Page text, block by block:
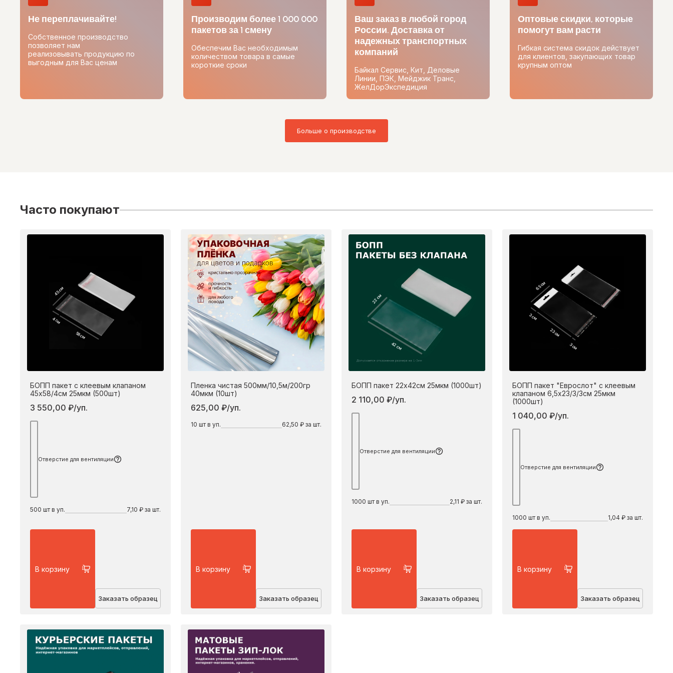
Не переплачивайте!
Собственное производство
позволяет нам
реализовывать продукцию по
выгодным для Вас ценам
Производим более 1 000 000
пакетов за 1 смену
Обеспечим Вас необходимым
количеством товара в самые
короткие сроки
Ваш заказ в любой город
России. Доставка от
надежных транспортных
компаний
Байкал Сервис, Кит, Деловые
Линии, ПЭК, Мейджик Транс,
ЖелДорЭкспедиция
Оптовые скидки, которые
помогут вам расти
Гибкая система скидок действует
для клиентов, закупающих товар
крупным оптом
Больше о производстве
Часто покупают
45 см
4 см
58 см
БОПП пакет с клеевым клапаном
45х58/4см 25мкм (500шт)
3 550,00 ₽/уп.
Отверстие для вентиляции
500 шт в уп. 7,10 ₽ за шт.
В корзину
Заказать образец
Пленка чистая 500мм/10,5м/200гр
40мкм (10шт)
625,00 ₽/уп.
10 шт в уп. 62,50 ₽ за шт.
В корзину
Заказать образец
22 см
42 см
БОПП пакет 22х42см 25мкм (1000шт)
2 110,00 ₽/уп.
Отверстие для вентиляции
1000 шт в уп. 2,11 ₽ за шт.
В корзину
Заказать образец
6.5 см
23 см
3 см
3 см
БОПП пакет "Еврослот" с клеевым
клапаном 6,5х23/3/3см 25мкм
(1000шт)
1 040,00 ₽/уп.
Отверстие для вентиляции
1000 шт в уп. 1,04 ₽ за шт.
В корзину
Заказать образец